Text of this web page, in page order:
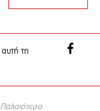
αυτή τη
Παλαιότερο